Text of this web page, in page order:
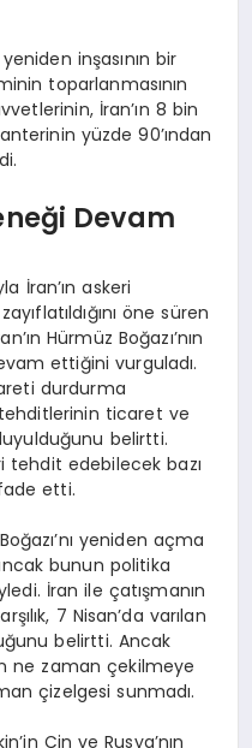
inşasının bir
toparlanmasının
İran’ın 8 bin
yüzde 90’ından
Devam
İran’ın askeri
öne süren
Hürmüz Boğazı’nın
ettiğini vurguladı.
durdurma
tehditlerinin ticaret ve
belirtti.
tehdit edebilecek bazı
etti.
yeniden açma
bunun politika
İran ile çatışmanın
7 Nisan’da varılan
belirtti. Ancak
ne zaman çekilmeye
çizelgesi sunmadı.
Çin ve Rusya’nın